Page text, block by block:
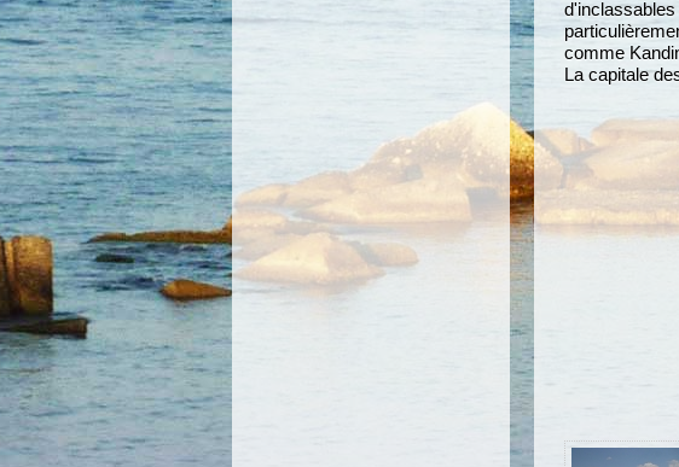
comme
La capitale